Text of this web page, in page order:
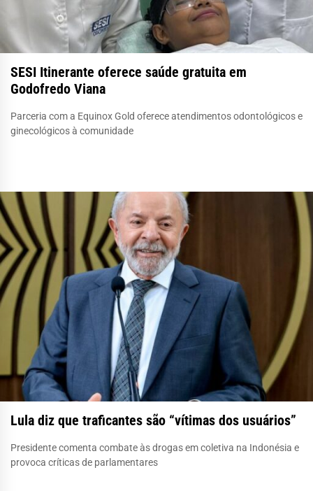
SESI Itinerante oferece saúde gratuita em
Godofredo Viana
Parceria com a Equinox Gold oferece atendimentos odontológicos e
ginecológicos à comunidade
Lula diz que traficantes são “vítimas dos usuários”
Presidente comenta combate às drogas em coletiva na Indonésia e
provoca críticas de parlamentares